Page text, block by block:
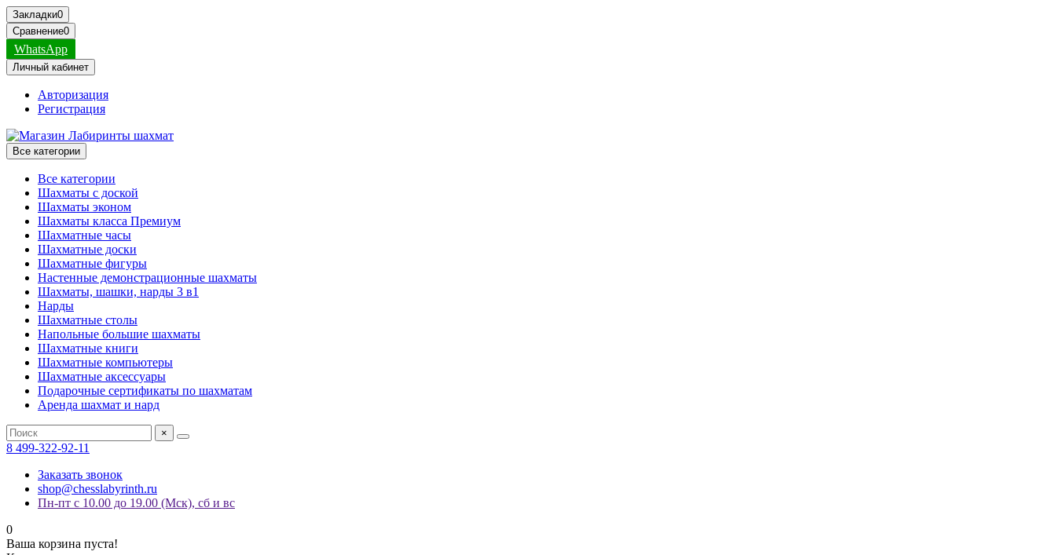
Закладки0
Сравнение0
WhatsApp
Личный кабинет
Авторизация
Регистрация
Все категории
Все категории
Шахматы с доской
Шахматы эконом
Шахматы класса Премиум
Шахматные часы
Шахматные доски
Шахматные фигуры
Настенные демонстрационные шахматы
Шахматы, шашки, нарды 3 в1
Нарды
Шахматные столы
Напольные большие шахматы
Шахматные книги
Шахматные компьютеры
Шахматные аксессуары
Подарочные сертификаты по шахматам
Аренда шахмат и нард
×
8 499-322-92-11
Заказать звонок
shop@chesslabyrinth.ru
Пн-пт с 10.00 до 19.00 (Мск), сб и вс
0
Ваша корзина пуста!